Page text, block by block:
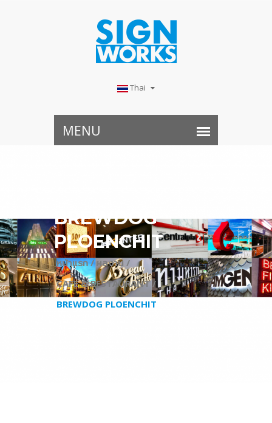
Thai
BREWDOG
PLOENCHIT
หน้าแรก / ผลงาน /
CAFE & RESTAURANT /
BREWDOG PLOENCHIT